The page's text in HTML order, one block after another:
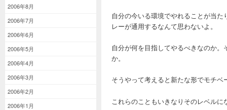
2006年8月
2006年7月
2006年6月
2006年5月
2006年4月
2006年3月
2006年2月
2006年1月
自分の今いる環境でやれることが当
レーが通用するなんて思わないよ。
自分が何を目指してやるべきなのか
か。
そうやって考えると新たな形でモチベ
これらのこともいきなりそのレベル